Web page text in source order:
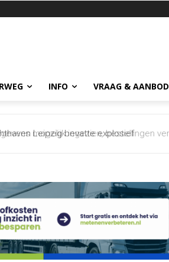
INFO VRAAG & AANBOD
Leipzig bevatte explosief